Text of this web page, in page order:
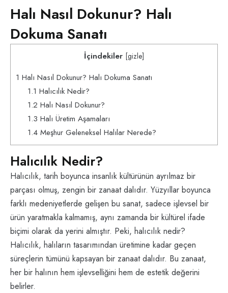
Halı Nasıl Dokunur? Halı
Dokuma Sanatı
İçindekiler [gizle]
1 Halı Nasıl Dokunur? Halı Dokuma Sanatı
1.1 Halıcılık Nedir?
1.2 Halı Nasıl Dokunur?
1.3 Halı Üretim Aşamaları
1.4Meşhur Geleneksel Halılar Nerede?
Halıcılık Nedir?
Halıcılık, tarih boyunca insanlık kültürünün ayrılmaz bir
parçası olmuş, zengin bir zanaat dalıdır. Yüzyıllar boyunca
farklı medeniyetlerde gelişen bu sanat, sadece işlevsel bir
ürün yaratmakla kalmamış, aynı zamanda bir kültürel ifade
biçimi olarak da yerini almıştır. Peki, halıcılık nedir?
Halıcılık, halıların tasarımından üretimine kadar geçen
süreçlerin tümünü kapsayan bir zanaat dalıdır. Bu zanaat,
her bir halının hem işlevselliğini hem de estetik değerini
belirler.